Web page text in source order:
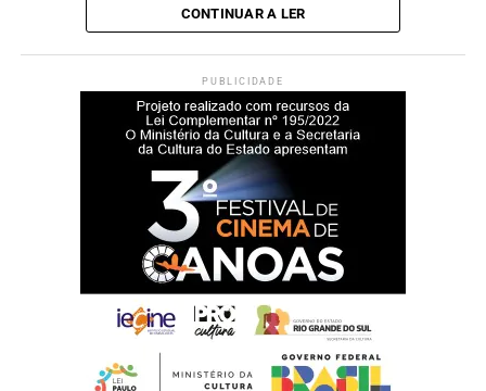
CONTINUAR A LER
PUBLICIDADE